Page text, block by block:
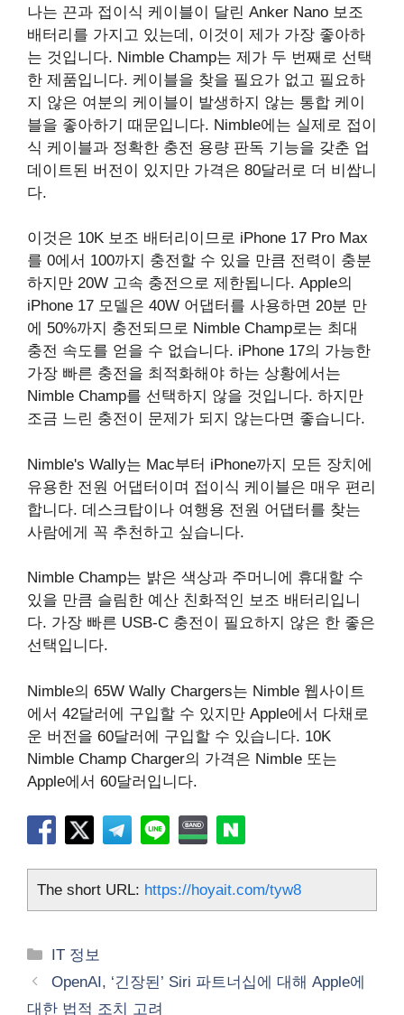
나는 끈과 접이식 케이블이 달린 Anker Nano 보조
배터리를 가지고 있는데, 이것이 제가 가장 좋아하
는 것입니다. Nimble Champ는 제가 두 번째로 선택
한 제품입니다. 케이블을 찾을 필요가 없고 필요하
지 않은 여분의 케이블이 발생하지 않는 통합 케이
블을 좋아하기 때문입니다. Nimble에는 실제로 접이
식 케이블과 정확한 충전 용량 판독 기능을 갖춘 업
데이트된 버전이 있지만 가격은 80달러로 더 비쌉니
다.
이것은 10K 보조 배터리이므로 iPhone 17 Pro Max
를 0에서 100까지 충전할 수 있을 만큼 전력이 충분
하지만 20W 고속 충전으로 제한됩니다. Apple의
iPhone 17 모델은 40W 어댑터를 사용하면 20분 만
에 50%까지 충전되므로 Nimble Champ로는 최대
충전 속도를 얻을 수 없습니다. iPhone 17의 가능한
가장 빠른 충전을 최적화해야 하는 상황에서는
Nimble Champ를 선택하지 않을 것입니다. 하지만
조금 느린 충전이 문제가 되지 않는다면 좋습니다.
Nimble's Wally는 Mac부터 iPhone까지 모든 장치에
유용한 전원 어댑터이며 접이식 케이블은 매우 편리
합니다. 데스크탑이나 여행용 전원 어댑터를 찾는
사람에게 꼭 추천하고 싶습니다.
Nimble Champ는 밝은 색상과 주머니에 휴대할 수
있을 만큼 슬림한 예산 친화적인 보조 배터리입니
다. 가장 빠른 USB-C 충전이 필요하지 않은 한 좋은
선택입니다.
Nimble의 65W Wally Chargers는 Nimble 웹사이트
에서 42달러에 구입할 수 있지만 Apple에서 다채로
운 버전을 60달러에 구입할 수 있습니다. 10K
Nimble Champ Charger의 가격은 Nimble 또는
Apple에서 60달러입니다.
The short URL: https://hoyait.com/tyw8
카
테
IT 정보
OpenAI, ‘긴장된’ Siri 파트너십에 대해 Apple에
대한 법적 조치 고려